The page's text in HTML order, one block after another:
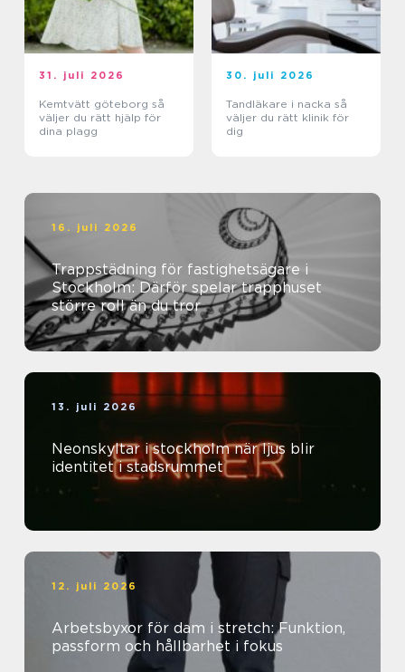
31. juli 2026
Kemtvätt göteborg så
väljer du rätt hjälp för
dina plagg
30. juli 2026
Tandläkare i nacka så
väljer du rätt klinik för
dig
16. juli 2026
Trappstädning för fastighetsägare i
Stockholm: Därför spelar trapphuset
större roll än du tror
13. juli 2026
Neonskyltar i stockholm när ljus blir
identitet i stadsrummet
12. juli 2026
Arbetsbyxor för dam i stretch: Funktion,
passform och hållbarhet i fokus